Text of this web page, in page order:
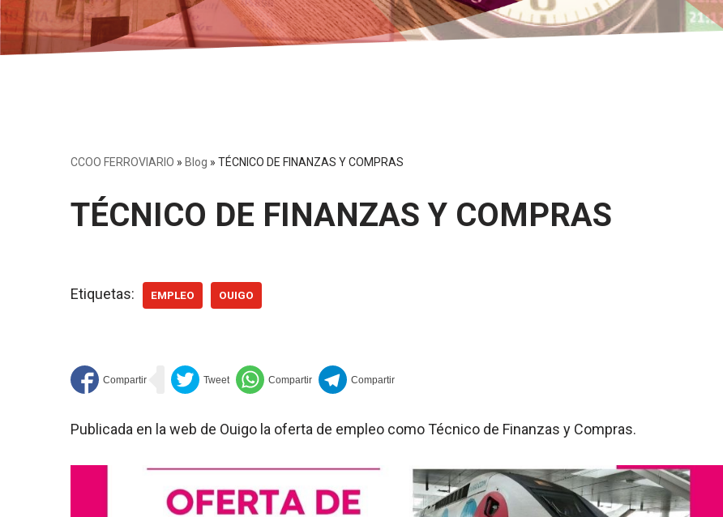
CCOO FERROVIARIO » Blog » TÉCNICO DE FINANZAS Y COMPRAS
TÉCNICO DE FINANZAS Y COMPRAS
Etiquetas: EMPLEO OUIGO
Publicada en la web de Ouigo la oferta de empleo como Técnico de Finanzas y Compras.